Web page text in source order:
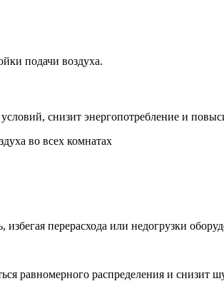
подачи воздуха.
снизит энергопотребление и
перерасхода или недогрузки
равномерного распределения и снизит